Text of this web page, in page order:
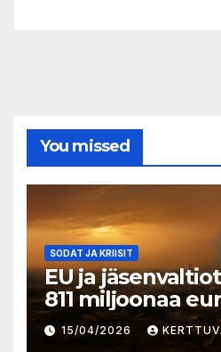
You missed
SODAT JA KRIISIT
EU ja
811 miljoonaa
kriisiin
15/04/2026